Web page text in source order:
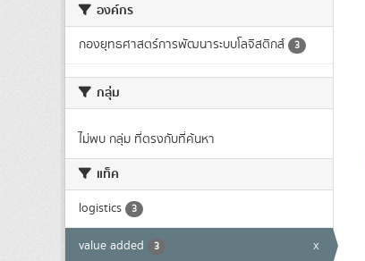
องค์กร
กองยุทธศาสตร์การพัฒนาระบบโลจิสติกส์ 3
กลุ่ม
ไม่พบ กลุ่ม ที่ตรงกับที่ค้นหา
แท็ค
logistics 3
value added 3 x